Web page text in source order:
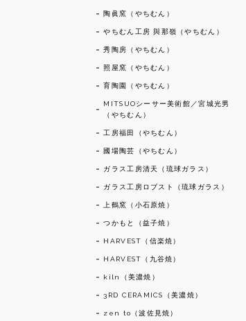
陶眞窯（やちむん）
やちむん工房 與那嶺（やちむん）
秀陶房（やちむん）
照屋窯（やちむん）
育陶園（やちむん）
MITSUOシーサー美術館／宮城光男
（やちむん）
工房福田（やちむん）
國場陶芸（やちむん）
ガラス工房清天（琉球ガラス）
ガラス工房ロブスト（琉球ガラス）
上鶴窯（小石原焼）
つかもと（益子焼）
HARVEST（信楽焼）
HARVEST（九谷焼）
kiln（美濃焼）
3RD CERAMICS（美濃焼）
zen to（波佐見焼）